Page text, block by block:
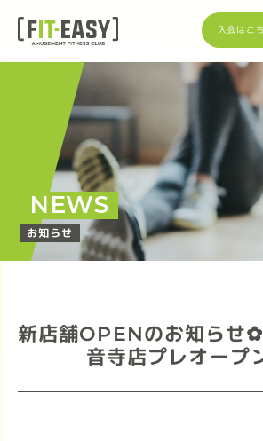
入会はこ
NEWS
お知らせ
新店舗OPENのお知ら
音寺店プレオープ